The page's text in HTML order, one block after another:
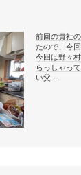
前回の貴社
たので、今
今回は野々
らっしゃっ
い父…